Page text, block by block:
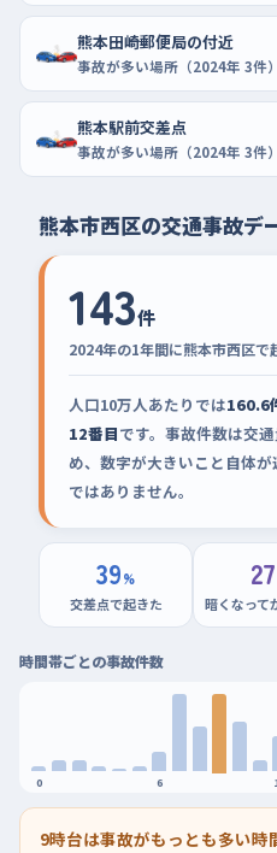
熊本田崎郵便局の付近
事故が多い場所（2024年 3件）
熊本駅前交差点
事故が多い場所（2024年 3件）
熊本市西区の交通事故デ
143件
2024年の1年間に熊本市西区で
人口10万人あたりでは160.6
12番目です。事故件数は交
め、数字が大きいこと自体
ではありません。
39%
交差点で起きた
27
暗くなって
時間帯ごとの事故件数
0 6
9時台は事故がもっとも多い時